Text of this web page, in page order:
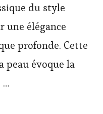
du style
une élégance
profonde. Cette
peau évoque la
…